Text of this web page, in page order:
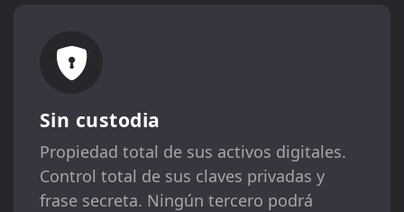
Sin custodia
Propiedad total de sus activos digitales.
Control total de sus claves privadas y
frase secreta. Ningún tercero podrá